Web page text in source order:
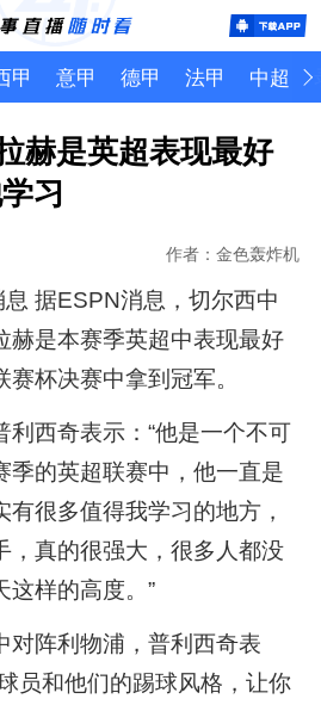
甲 意甲 德甲 法甲 中超
赫是英超表现最好
习
作者：金色轰炸机
据ESPN消息，切尔西中
赫是本赛季英超中表现最好
杯决赛中拿到冠军。
利西奇表示：“他是一个不可
季的英超联赛中，他一直是
很多值得我学习的地方，
，真的很强大，很多人都没
这样的高度。”
对阵利物浦，普利西奇表
员和他们的踢球风格，让你